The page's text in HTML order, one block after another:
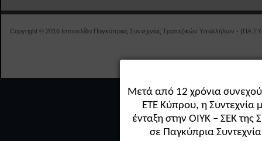
Copyright © 2016 Ιστοσελίδα Παγκύπριας Συντεχνίας Τραπεζικών Υπαλλήλων -
Μετά από 12 χρόνια
ΕΤΕ Κύπρου, η Συντεχνία
ένταξη στην ΟΙΥΚ – ΣΕΚ της
σε Παγκύπρια